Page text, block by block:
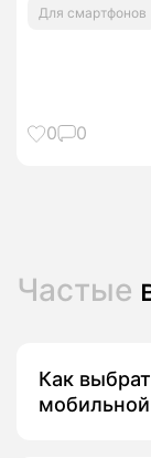
Для смартфонов
0 0
Частые
Как
мобильной